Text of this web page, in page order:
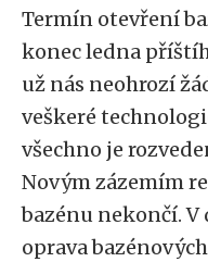
Termín otevření
konec ledna
už nás neohrozí
veškeré
všechno je
Novým zázemím
bazénu nekončí. V
oprava